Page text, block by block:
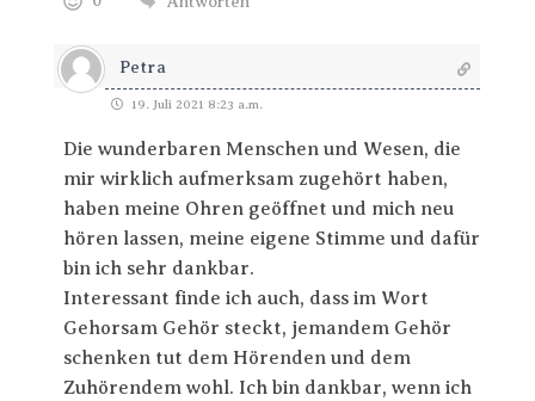
Petra
19. Juli 2021 8:23 a.m.
Die wunderbaren Menschen und Wesen, die
mir wirklich aufmerksam zugehört haben,
haben meine Ohren geöffnet und mich neu
hören lassen, meine eigene Stimme und dafür
bin ich sehr dankbar.
Interessant finde ich auch, dass im Wort
Gehorsam Gehör steckt, jemandem Gehör
schenken tut dem Hörenden und dem
Zuhörendem wohl. Ich bin dankbar, wenn ich